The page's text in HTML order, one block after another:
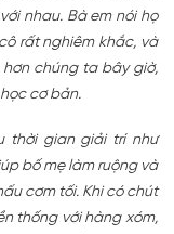
nhau. Bà em nói họ
rất nghiêm khắc, và
hơn chúng ta bây giờ,
cơ bản.
thời gian giải trí như
bố mẹ làm ruộng và
cơm tối. Khi có chút
thống với hàng xóm,